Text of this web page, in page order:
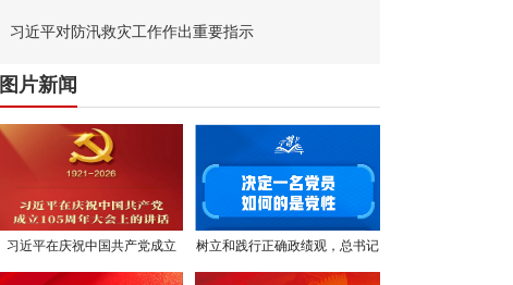
中国科协第十一次全国代表大会上的讲话
习近平对防汛救灾工作作出重要指示
图片新闻
习近平在庆祝中国共产党成立
105周年大会上的讲话，学金
树立和践行正确政绩观，总书记
提出明确要求